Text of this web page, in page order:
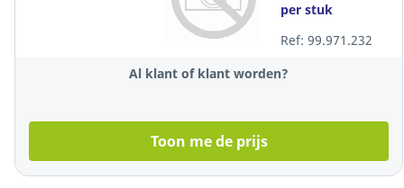
per stuk
Ref: 99.971.232
Al klant of klant worden?
Toon me de prijs